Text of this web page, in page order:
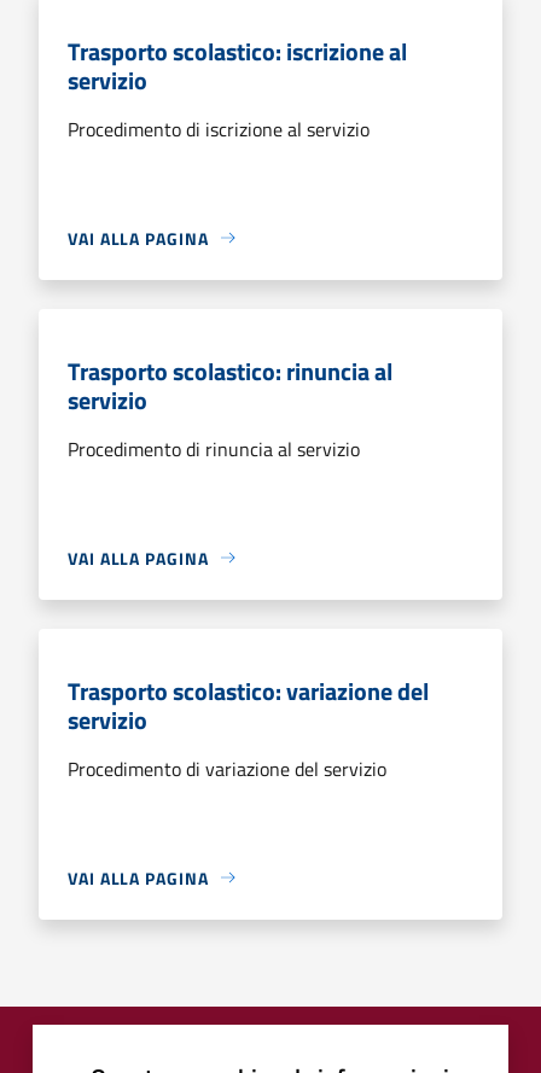
Trasporto scolastico: iscrizione al
servizio
Procedimento di iscrizione al servizio
VAI ALLA PAGINA
Trasporto scolastico: rinuncia al
servizio
Procedimento di rinuncia al servizio
VAI ALLA PAGINA
Trasporto scolastico: variazione del
servizio
Procedimento di variazione del servizio
VAI ALLA PAGINA